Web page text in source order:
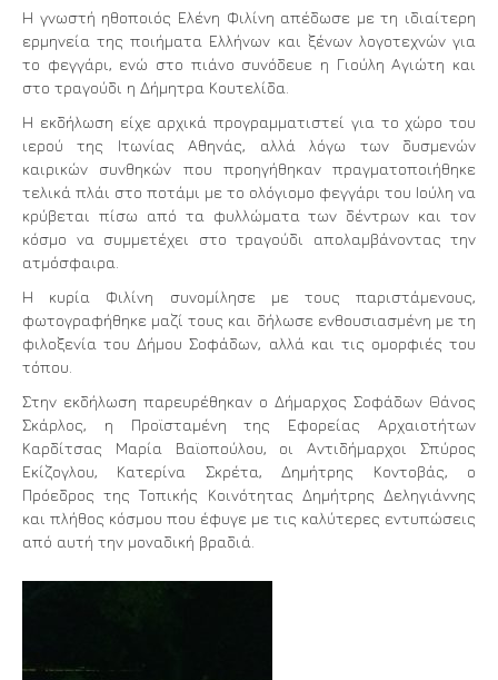
Η γνωστή ηθοποιός Ελένη Φιλίνη απέδωσε με τη ιδιαίτερη
ερμηνεία της ποιήματα Ελλήνων και ξένων λογοτεχνών για
το φεγγάρι, ενώ στο πιάνο συνόδευε η Γιούλη Αγιώτη και
στο τραγούδι η Δήμητρα Κουτελίδα.
Η εκδήλωση είχε αρχικά προγραμματιστεί για το χώρο του
ιερού της Ιτωνίας Αθηνάς, αλλά λόγω των δυσμενών
καιρικών συνθηκών που προηγήθηκαν πραγματοποιήθηκε
τελικά πλάι στο ποτάμι με το ολόγιομο φεγγάρι του Ιούλη να
κρύβεται πίσω από τα φυλλώματα των δέντρων και τον
κόσμο να συμμετέχει στο τραγούδι απολαμβάνοντας την
ατμόσφαιρα.
Η κυρία Φιλίνη συνομίλησε με τους παριστάμενους,
φωτογραφήθηκε μαζί τους και δήλωσε ενθουσιασμένη με τη
φιλοξενία του Δήμου Σοφάδων, αλλά και τις ομορφιές του
τόπου.
Στην εκδήλωση παρευρέθηκαν ο Δήμαρχος Σοφάδων Θάνος
Σκάρλος, η Προϊσταμένη της Εφορείας Αρχαιοτήτων
Καρδίτσας Μαρία Βαϊοπούλου, οι Αντιδήμαρχοι Σπύρος
Εκίζογλου, Κατερίνα Σκρέτα, Δημήτρης Κοντοβάς, ο
Πρόεδρος της Τοπικής Κοινότητας Δημήτρης Δεληγιάννης
και πλήθος κόσμου που έφυγε με τις καλύτερες εντυπώσεις
από αυτή την μοναδική βραδιά.